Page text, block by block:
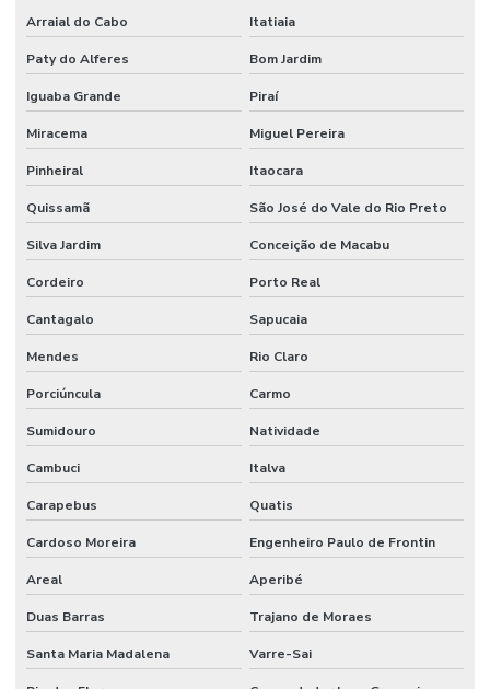
Arraial do Cabo Itatiaia
Paty do Alferes Bom Jardim
Iguaba Grande Piraí
Miracema Miguel Pereira
Pinheiral Itaocara
Quissamã São José do Vale do Rio Preto
Silva Jardim Conceição de Macabu
Cordeiro Porto Real
Cantagalo Sapucaia
Mendes Rio Claro
Porciúncula Carmo
Sumidouro Natividade
Cambuci Italva
Carapebus Quatis
Cardoso Moreira Engenheiro Paulo de Frontin
Areal Aperibé
Duas Barras Trajano de Moraes
Santa Maria Madalena Varre-Sai